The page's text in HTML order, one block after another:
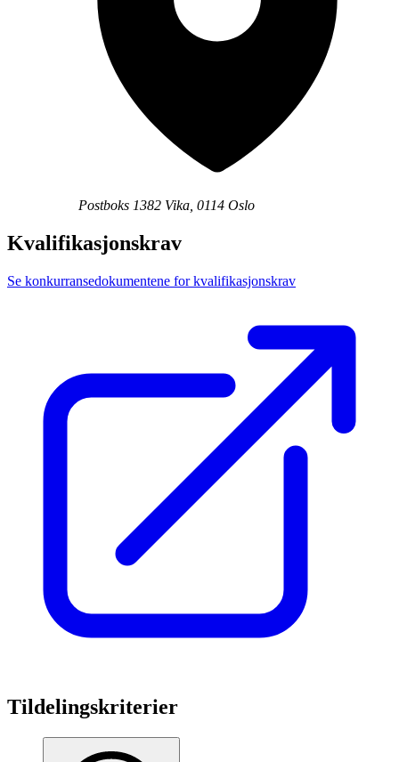
Postboks 1382 Vika, 0114 Oslo
Kvalifikasjonskrav
Se konkurransedokumentene for kvalifikasjonskrav
Tildelingskriterier